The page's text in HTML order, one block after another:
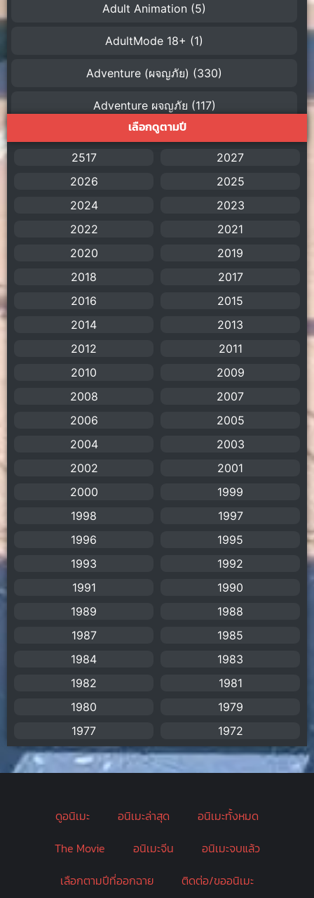
Adult Animation (5)
AdultMode 18+ (1)
Adventure (ผจญภัย) (330)
Adventure ผจญภัย (117)
(1)
Animation การ์ตูน
Animation แอนิเมชั่น
Blood(1)
boys love
Censored (เซ็นเซอร์) (19)
CG Animation (2)
เลือกดูตามปี
2517
2027
2026
2025
2024
2023
2022
2021
2020
2019
2018
2017
2016
2015
2014
2013
2012
2011
2010
2009
2008
2007
2006
2005
2004
2003
2002
2001
2000
1999
1998
1997
1996
1995
1993
1992
1991
1990
1989
1988
1987
1985
1984
1983
1982
1981
1980
1979
1977
1972
ดูอนิเมะ อนิเมะล่าสุด
อนิเมะทั้งหมด
The Movie
อนิเมะจีน
อนิเมะจบแล้ว
เลือกตามปีที่ออกฉาย
ติดต่อ/ขออนิเมะ